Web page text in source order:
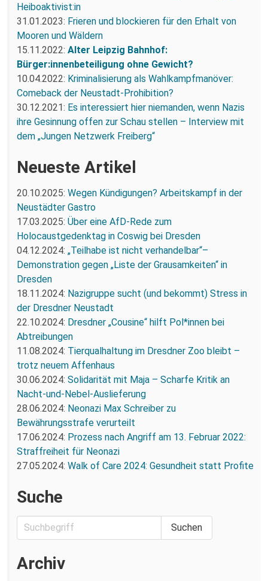
Heiboaktivist:in
31.01.2023: Frieren und blockieren für den Erhalt von
Mooren und Wäldern
15.11.2022: Alter Leipzig Bahnhof:
Bürger:innenbeteiligung ohne Gewicht?
10.04.2022: Kriminalisierung als Wahlkampfmanöver:
Comeback der Neustadt-Prohibition?
30.12.2021: Es interessiert hier niemanden, wenn Nazis
ihre Gesinnung offen zur Schau stellen – Interview mit
dem „Jungen Netzwerk Freiberg“
Neueste Artikel
20.10.2025: Wegen Kündigungen? Arbeitskampf in der
Neustädter Gastro
17.03.2025: Über eine AfD-Rede zum
Holocaustgedenktag in Coswig bei Dresden
04.12.2024: „Teilhabe ist nicht verhandelbar“–
Demonstration gegen „Liste der Grausamkeiten“ in
Dresden
18.11.2024: Nazigruppe sucht (und bekommt) Stress in
der Dresdner Neustadt
22.10.2024: Dresdner „Cousine“ hilft Pol*innen bei
Abtreibungen
11.08.2024: Tierqualhaltung im Dresdner Zoo bleibt –
trotz neuem Affenhaus
30.06.2024: Solidarität mit Maja – Scharfe Kritik an
Nacht-und-Nebel-Auslieferung
28.06.2024: Neonazi Max Schreiber zu
Bewährungsstrafe verurteilt
17.06.2024: Prozess nach Angriff am 13. Februar 2022:
Straffreiheit für Neonazi
27.05.2024: Walk of Care 2024: Gesundheit statt Profite
Suche
Archiv